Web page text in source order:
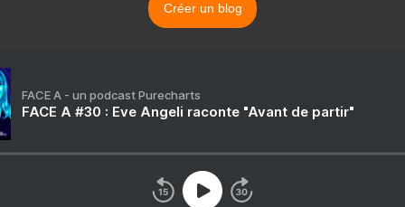
Créer un blog
FACE A - un podcast Purecharts
FACE A #30 : Eve Angeli raconte "Avant de partir"